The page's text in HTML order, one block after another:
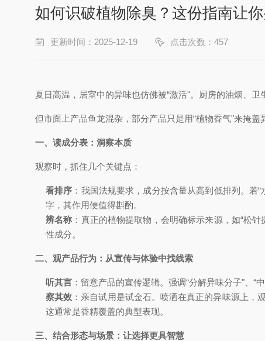
如何识破植物除臭？这份指南让
更新时间：2025-12-19 点击次数：457
夏日高温，居室中的异味也仿佛被“激活"。厨房的油烟、
但市面上产品鱼龙混杂，部分产品只是用“植物香气"来掩
一、读成分表：洞察本质
观察时，抓住几个关键点：
看排序 ：我国法规要求，成分按含量从高到低排列。若
字，其作用便值得斟酌。
辨名称 ：真正的植物提取物，会明确标示来源，如“松
性成分。
二、观产品行为：从宣传与体验中找线索
听其言 ：留意产品的宣传逻辑。强调“分解异味分子"、“
察其效 ：亲自试用是试金石。喷洒在真正的异味源上，
这通常是香精覆盖的典型表现。
三、结合形态与场景：让选择更具智慧